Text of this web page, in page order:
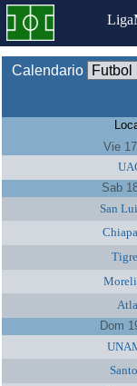
Calendario
Vie
Sab
San
Dom